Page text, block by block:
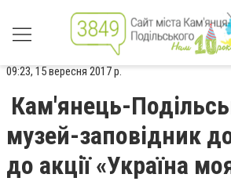
09:23, 15 вересня 2017 р.
Кам'янець-
музей-заповідник
до акції «Україна